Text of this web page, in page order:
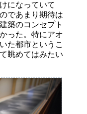
になっていて
であまり期待は
築のコンセプト
った。特にアオ
た都市というこ
眺めてはみたい